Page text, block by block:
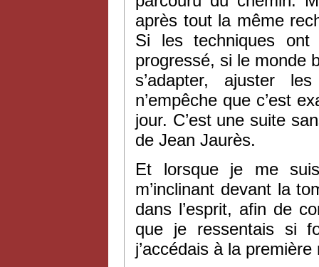
après tout la même
Si les techniques ont
progressé, si le monde
s’adapter, ajuster
n’empêche que c’est
jour. C’est une suite
de Jean Jaurès.
Et lorsque je me
m’inclinant devant la
dans l’esprit, afin de
que je ressentais si
j’accédais à la